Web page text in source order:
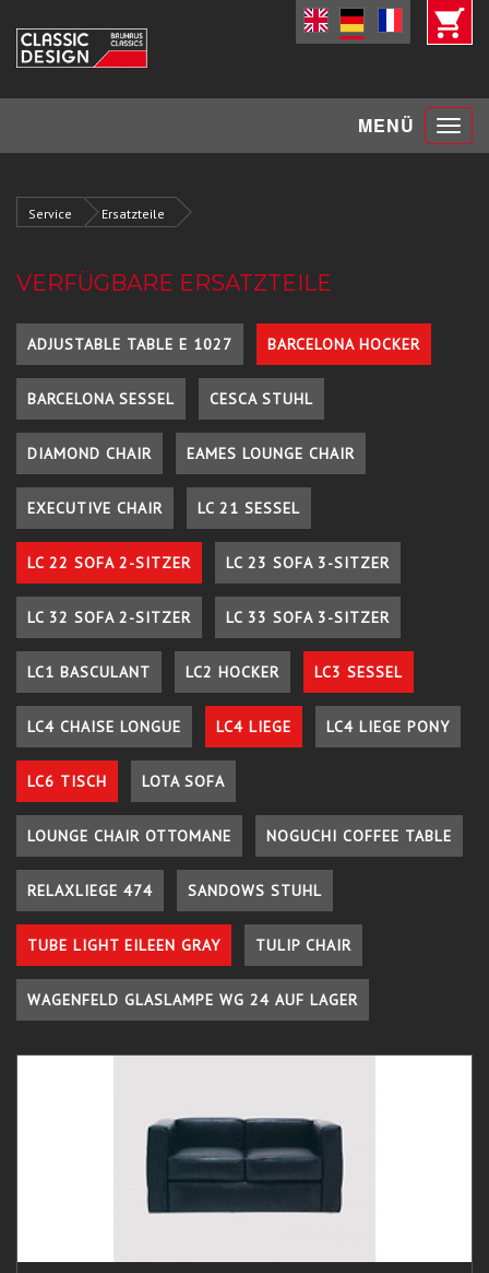
MENÜ Toggle
Service Ersatzteile
VERFÜGBARE ERSATZTEILE
ADJUSTABLE TABLE E 1027 BARCELONA HOCKER
BARCELONA SESSEL CESCA STUHL
DIAMOND CHAIR EAMES LOUNGE CHAIR
EXECUTIVE CHAIR LC 21 SESSEL
LC 22 SOFA 2-SITZER LC 23 SOFA 3-SITZER
LC 32 SOFA 2-SITZER LC 33 SOFA 3-SITZER
LC1 BASCULANT LC2 HOCKER LC3 SESSEL
LC4 CHAISE LONGUE LC4 LIEGE LC4 LIEGE PONY
LC6 TISCH LOTA SOFA
LOUNGE CHAIR OTTOMANE NOGUCHI COFFEE TABLE
RELAXLIEGE 474 SANDOWS STUHL
TUBE LIGHT EILEEN GRAY TULIP CHAIR
WAGENFELD GLASLAMPE WG 24 AUF LAGER